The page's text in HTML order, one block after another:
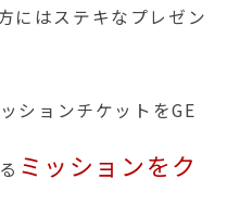
にはステキなプレゼン
ションチケットをGE
ミッションをク